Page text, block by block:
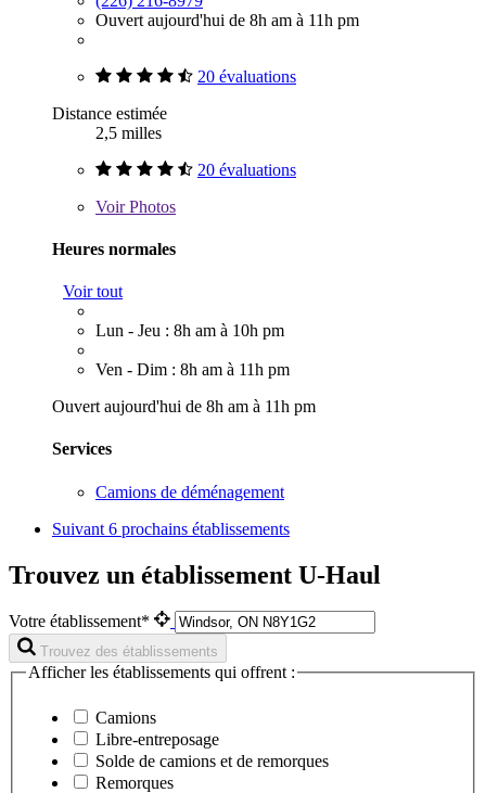
Ouvert aujourd'hui de 8h am à 11h pm
20 évaluations
Distance estimée
2,5 milles
20 évaluations
VoirPhotos
Heures normales
Voir tout
Lun - Jeu : 8h am à 10h pm
Ven - Dim : 8h am à 11h pm
Ouvert aujourd'hui de 8h am à 11h pm
Services
Camions de déménagement
Suivant 6 prochains établissements
Trouvez un établissement U-Haul
Votre établissement*
Trouvez des établissements
Afficher les établissements qui offrent :
Camions
Libre-entreposage
Solde de camions et de remorques
Remorques